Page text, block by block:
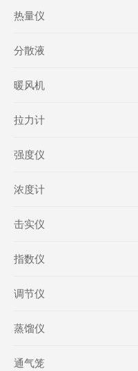
热量仪
分散液
暖风机
拉力计
强度仪
浓度计
击实仪
指数仪
调节仪
蒸馏仪
通气笼